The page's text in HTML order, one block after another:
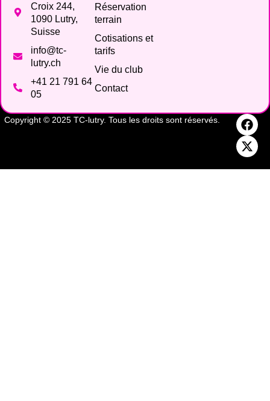
Croix 244,
1090 Lutry,
Suisse
info@tc-
lutry.ch
+41 21 791 64
05
Réservation
terrain
Cotisations et
tarifs
Vie du club
Contact
Copyright © 2025 TC-lutry. Tous les droits sont réservés.